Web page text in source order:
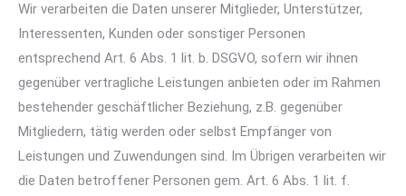
Wir verarbeiten die Daten unserer Mitglieder, Unterstützer,
Interessenten, Kunden oder sonstiger Personen
entsprechend Art. 6 Abs. 1 lit. b. DSGVO, sofern wir ihnen
gegenüber vertragliche Leistungen anbieten oder im Rahmen
bestehender geschäftlicher Beziehung, z.B. gegenüber
Mitgliedern, tätig werden oder selbst Empfänger von
Leistungen und Zuwendungen sind. Im Übrigen verarbeiten wir
die Daten betroffener Personen gem. Art. 6 Abs. 1 lit. f.